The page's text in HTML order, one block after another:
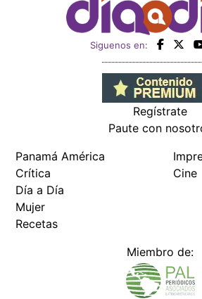
Siguenos en:
Regístrate
Paute con
Panamá América
Crítica
Día a Día
Mujer
Recetas
Cine
Miembro de: